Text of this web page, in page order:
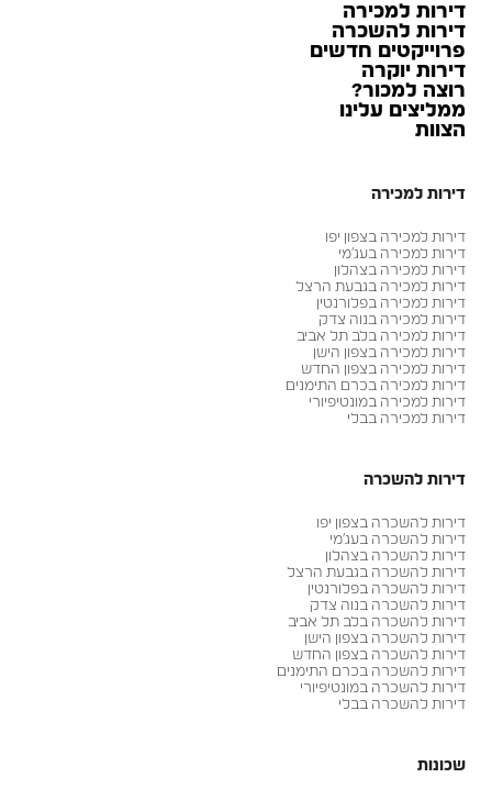
דירות למכירה
דירות להשכרה
פרוייקטים חדשים
דירות יוקרה
רוצה למכור?
ממליצים עלינו
הצוות
דירות למכירה
דירות למכירה בצפון יפו
דירות למכירה בעג׳מי
דירות למכירה בצהלון
דירות למכירה בגבעת הרצל
דירות למכירה בפלורנטין
דירות למכירה בנוה צדק
דירות למכירה בלב תל אביב
דירות למכירה בצפון הישן
דירות למכירה בצפון החדש
דירות למכירה בכרם התימנים
דירות למכירה במונטיפיורי
דירות למכירה בבלי
דירות להשכרה
דירות להשכרה בצפון יפו
דירות להשכרה בעג׳מי
דירות להשכרה בצהלון
דירות להשכרה בגבעת הרצל
דירות להשכרה בפלורנטין
דירות להשכרה בנוה צדק
דירות להשכרה בלב תל אביב
דירות להשכרה בצפון הישן
דירות להשכרה בצפון החדש
דירות להשכרה בכרם התימנים
דירות להשכרה במונטיפיורי
דירות להשכרה בבלי
שכונות